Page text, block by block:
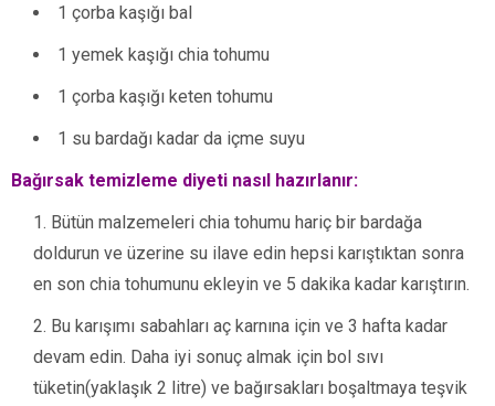
1 çorba kaşığı bal
1 yemek kaşığı chia tohumu
1 çorba kaşığı keten tohumu
1 su bardağı kadar da içme suyu
Bağırsak temizleme diyeti nasıl hazırlanır:
Bütün malzemeleri chia tohumu hariç bir bardağa
doldurun ve üzerine su ilave edin hepsi karıştıktan sonra
en son chia tohumunu ekleyin ve 5 dakika kadar karıştırın.
Bu karışımı sabahları aç karnına için ve 3 hafta kadar
devam edin. Daha iyi sonuç almak için bol sıvı
tüketin(yaklaşık 2 litre) ve bağırsakları boşaltmaya teşvik